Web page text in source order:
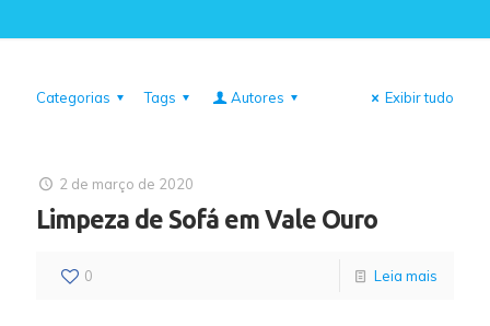
Categorias Tags Autores Exibir tudo
2 de março de 2020
Limpeza de Sofá em Vale Ouro
0 Leia mais